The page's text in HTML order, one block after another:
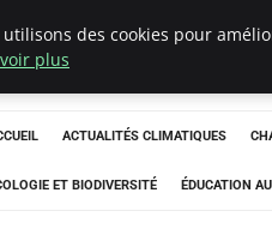
ACTUALITÉS CLIMATIQUES
ET BIODIVERSITÉ ÉDUCATION
utilisons des cookies pour
plus